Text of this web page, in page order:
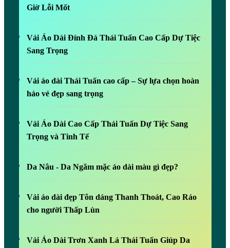
Giờ Lỗi Mốt
Vải Áo Dài Đính Đá Thái Tuấn Cao Cấp Dự Tiệc
Sang Trọng
Vải áo dài Thái Tuấn cao cấp – Sự lựa chọn hoàn
hảo vẻ đẹp sang trọng
Vải Áo Dài Cao Cấp Thái Tuấn Dự Tiệc Sang
Trọng và Tinh Tế
Da Nâu - Da Ngăm mặc áo dài màu gì đẹp?
Vải áo dài đẹp Tôn dáng Thanh Thoát, Cao Ráo
cho người Thấp Lùn
Vải Áo Dài Trơn Xanh Lá Thái Tuấn Giúp Da